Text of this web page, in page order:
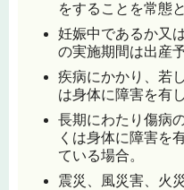
をすることを常態
妊娠中であるか又
の実施期間は出産
疾病にかかり、若
は身体に障害を有
長期にわたり傷病
くは身体に障害を
ている場合。
震災、風災害、火